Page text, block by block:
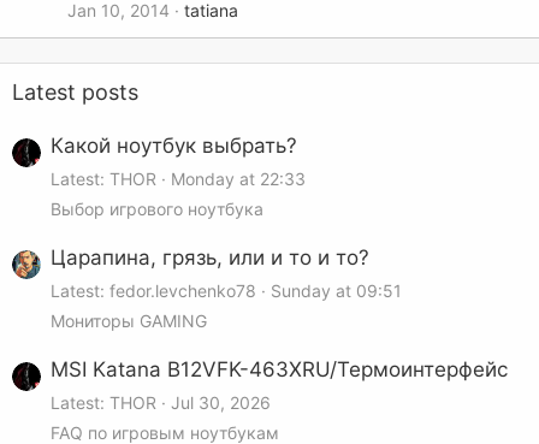
Jan 10, 2014
tatiana
Latest posts
Какой ноутбук выбрать?
Latest: THOR
Monday at 22:33
Выбор игрового ноутбука
Царапина, грязь, или и то и то?
Latest: fedor.levchenko78
Sunday at 09:51
Мониторы GAMING
MSI Katana B12VFK-463XRU/Термоинтерфейс
Latest: THOR
Jul 30, 2026
FAQ по игровым ноутбукам